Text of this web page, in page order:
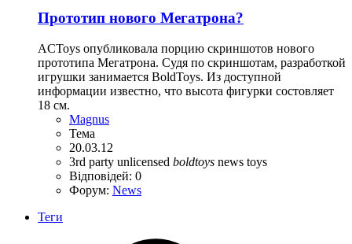
Прототип нового Мегатрона?
ACToys опубликовала порцию скриншотов нового
прототипа Мегатрона. Судя по скриншотам, разработкой
игрушки занимается BoldToys. Из доступной
информации известно, что высота фигурки состовляет
18 см.
Magnus
Тема
20.03.12
3rd party unlicensed boldtoys news toys
Відповідей: 0
Форум: News
Теги